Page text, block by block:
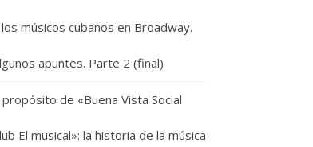
músicos cubanos en Broadway.
apuntes. Parte 2 (final)
propósito de «Buena Vista Social
El musical»: la historia de la música